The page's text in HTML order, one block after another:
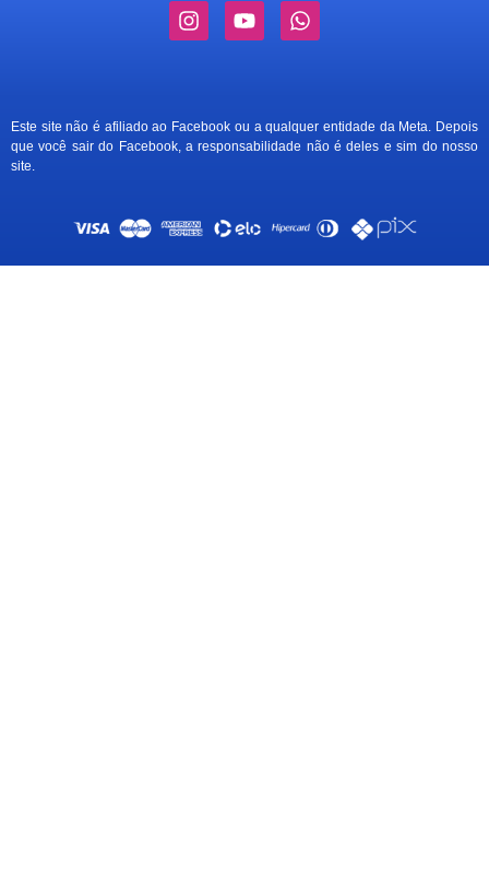
Este site não é afiliado ao Facebook ou a qualquer entidade da Meta. Depois
que você sair do Facebook, a responsabilidade não é deles e sim do nosso
site.